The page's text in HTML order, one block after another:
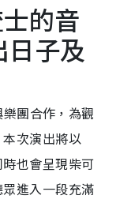
的音
日子及
團合作，為觀
次演出將以
也會呈現柴可
進入一段充滿